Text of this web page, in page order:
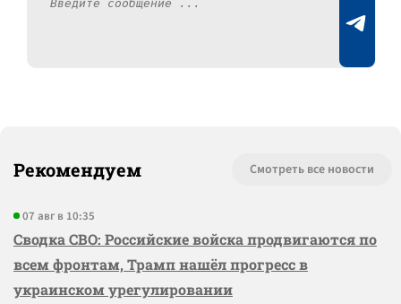
Рекомендуем Смотреть все новости
07 авг в 10:35
Сводка СВО: Российские войска продвигаются по
всем фронтам, Трамп нашёл прогресс в
украинском урегулировании